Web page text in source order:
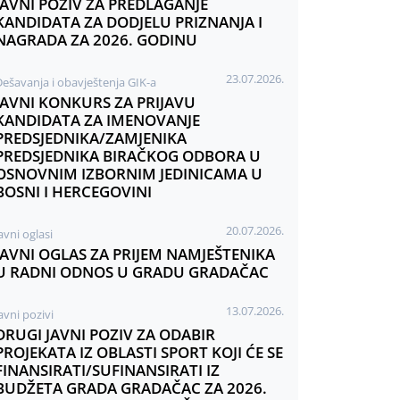
ZA DODJELU PRIZNANJA I
ZA 2026. GODINU
i obavještenja GIK-a 23.07.2026.
KONKURS ZA PRIJAVU
ZA IMENOVANJE
ZAMJENIKA
BIRAČKOG ODBORA U
IZBORNIM JEDINICAMA U
I HERCEGOVINI
oglasi 20.07.2026.
OGLAS ZA PRIJEM NAMJEŠTENIKA
RADNI ODNOS U GRADU GRADAČAC
pozivi 13.07.2026.
JAVNI POZIV ZA ODABIR
IZ OBLASTI SPORT KOJI ĆE SE
SUFINANSIRATI IZ
GRADA GRADAČAC ZA 2026.